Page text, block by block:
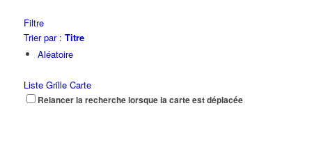
Filtre
Trier par : Titre
Aléatoire
Liste Grille Carte
Relancer la recherche lorsque la carte est déplacée